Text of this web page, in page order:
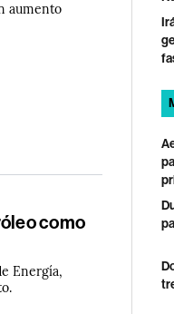
aumento
como
Energía,